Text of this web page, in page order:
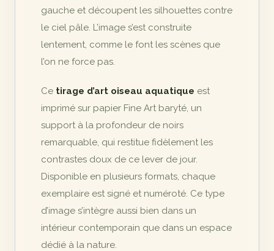
gauche et découpent les silhouettes contre
le ciel pâle. L’image s’est construite
lentement, comme le font les scènes que
l’on ne force pas.
Ce tirage d’art oiseau aquatique est
imprimé sur papier Fine Art baryté, un
support à la profondeur de noirs
remarquable, qui restitue fidèlement les
contrastes doux de ce lever de jour.
Disponible en plusieurs formats, chaque
exemplaire est signé et numéroté. Ce type
d’image s’intègre aussi bien dans un
intérieur contemporain que dans un espace
dédié à la nature.